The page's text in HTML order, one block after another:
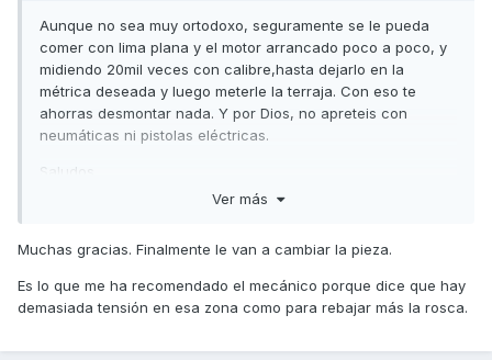
Aunque no sea muy ortodoxo, seguramente se le pueda
comer con lima plana y el motor arrancado poco a poco, y
midiendo 20mil veces con calibre,hasta dejarlo en la
métrica deseada y luego meterle la terraja. Con eso te
ahorras desmontar nada. Y por Dios, no apreteis con
neumáticas ni pistolas eléctricas.
Saludos
Ver más
Muchas gracias. Finalmente le van a cambiar la pieza.
Es lo que me ha recomendado el mecánico porque dice que hay
demasiada tensión en esa zona como para rebajar más la rosca.